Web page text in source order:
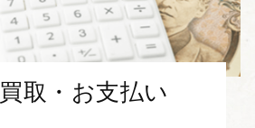
買取・お支払い